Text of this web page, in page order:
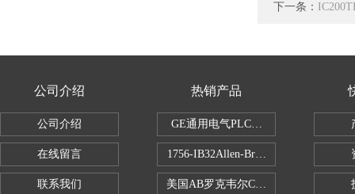
下一条：
公司介绍
公司介绍
在线留言
联系我们
热销产品
GE通用电气PLC控制器
1756-IB32Allen-Bradley1756IB32数字
美国AB罗克韦尔CPU处理器